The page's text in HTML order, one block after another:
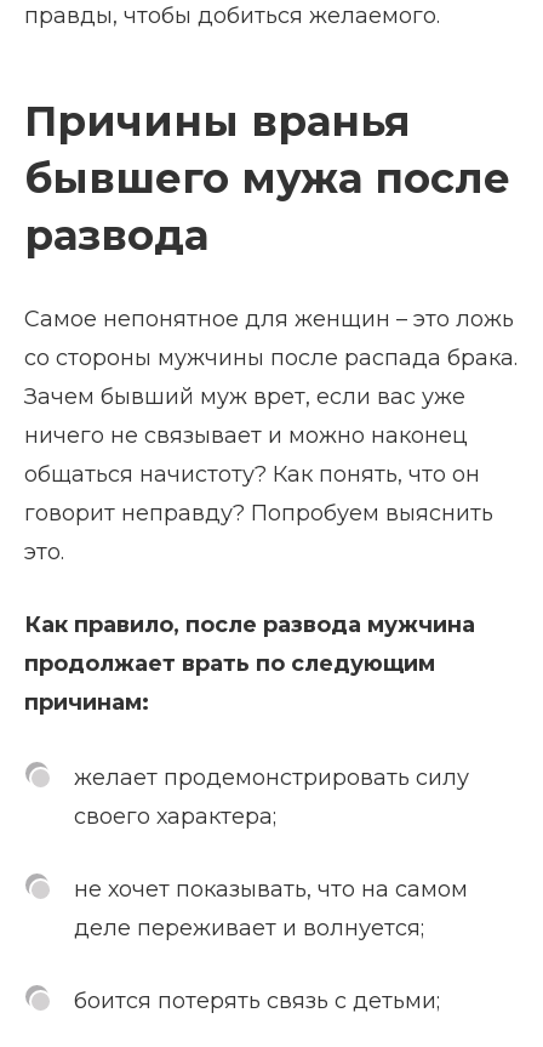
правды, чтобы добиться желаемого.
Причины вранья
бывшего мужа после
развода
Самое непонятное для женщин – это ложь
со стороны мужчины после распада брака.
Зачем бывший муж врет, если вас уже
ничего не связывает и можно наконец
общаться начистоту? Как понять, что он
говорит неправду? Попробуем выяснить
это.
Как правило, после развода мужчина
продолжает врать по следующим
причинам:
желает продемонстрировать силу
своего характера;
не хочет показывать, что на самом
деле переживает и волнуется;
боится потерять связь с детьми;